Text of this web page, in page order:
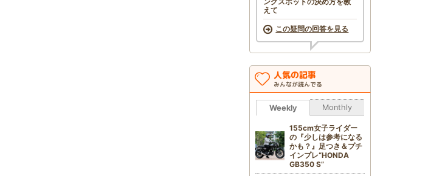
えて
この疑問の回答を見る
人気の記事
みんなが読んでる
Weekly Monthly
155cm女子ライダー
の『少しは参考になる
かも？』足つき＆プチ
インプレ“HONDA
GB350 S”